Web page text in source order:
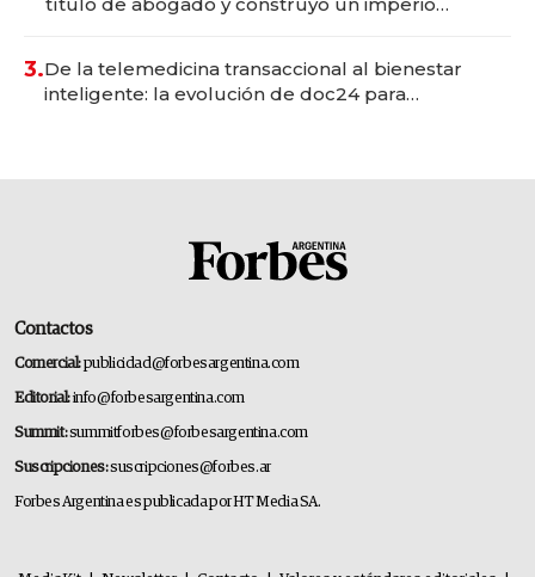
3.De la telemedicina transaccional al bienestar
inteligente: la evolución de doc24 para
Contactos
Comercial:publicidad@forbesargentina.com
Editorial:info@forbesargentina.com
Summit:summitforbes@forbesargentina.com
Suscripciones:suscripciones@forbes.ar
Forbes Argentina es publicada por HT Media SA.